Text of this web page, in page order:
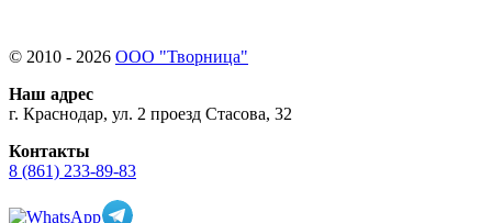
© 2010 - 2026 ООО "Творница"
Наш адрес
г. Краснодар, ул. 2 проезд Стасова, 32
Контакты
8 (861) 233-89-83